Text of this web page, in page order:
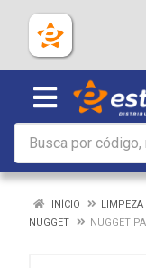
INÍCIO
LIMPEZA
NUGGET
NUGGET